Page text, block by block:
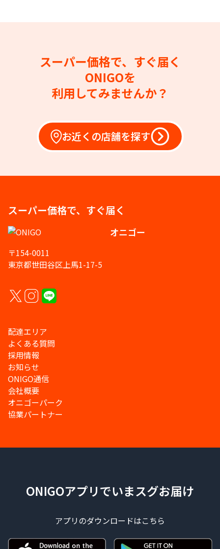
スーパー価格で、すぐ届く
ONIGOを
利用してみませんか？
お近くの店舗を探す
スーパー価格で、すぐ届く
オニゴー
〒154-0011
東京都世田谷区上馬1-17-5
配達エリア
よくある質問
採用情報
お知らせ
ONIGO通信
会社概要
オニゴーパーク
協業パートナー
ONIGOアプリでいまスグお届け
アプリのダウンロードはこちら